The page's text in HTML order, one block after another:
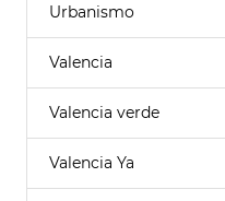
Urbanismo
Valencia
Valencia verde
Valencia Ya